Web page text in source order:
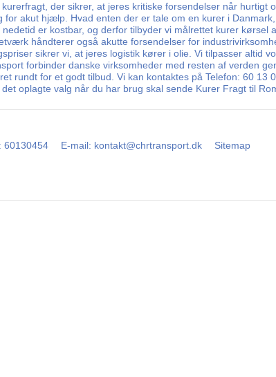
der sikrer, at jeres kritiske forsendelser når hurtigt
akut hjælp. Hvad enten der er tale om en kurer i
er kostbar, og derfor tilbyder vi målrettet kurer kørsel
håndterer også akutte forsendelser for
sikrer vi, at jeres logistik kører i olie. Vi tilpasser altid
forbinder danske virksomheder med resten af verden
rundt for et godt tilbud. Vi kan kontaktes på Telefon: 60 13
oplagte valg når du har brug skal sende Kurer Fragt til
: 60130454 E-mail: kontakt@chrtransport.dk Sitemap